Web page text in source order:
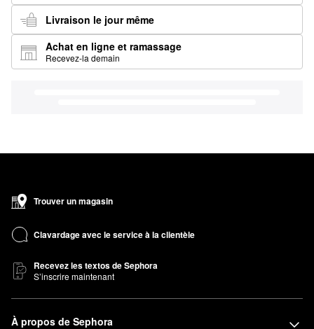
Livraison le jour même
Achat en ligne et ramassage
Recevez-la demain
Trouver un magasin
Clavardage avec le service à la clientèle
Recevez les textos de Sephora
S’inscrire maintenant
À propos de Sephora